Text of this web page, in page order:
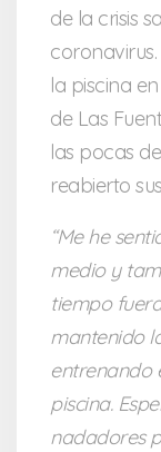
de la crisis
la piscina
de Las
las pocas
reabierto
“Me he
medio y
tiempo
mantenido
entrenando
piscina.
nadadores